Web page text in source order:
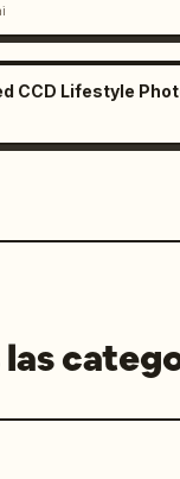
CCD Lifestyle
las